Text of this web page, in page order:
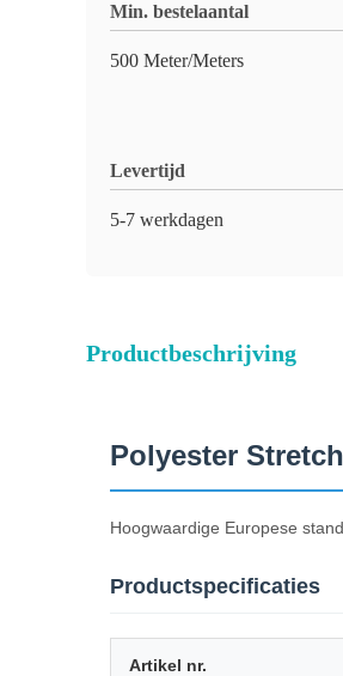
Min. bestelaantal
500 Meter/Meters
Levertijd
5-7 werkdagen
Productbeschrijving
Polyester
Hoogwaardige Europese
Productspecificaties
Artikel nr.